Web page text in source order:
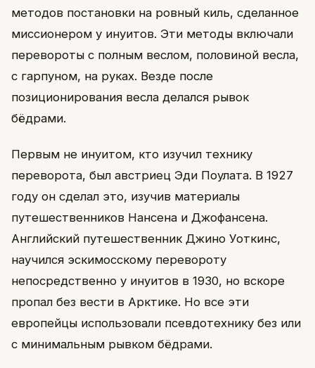
методов постановки на ровный киль, сделанное
миссионером у инуитов. Эти методы включали
перевороты с полным веслом, половиной весла,
с гарпуном, на руках. Везде после
позиционирования весла делался рывок
бёдрами.
Первым не инуитом, кто изучил технику
переворота, был австриец Эди Поулата. В 1927
году он сделал это, изучив материалы
путешественников Нансена и Джофансена.
Английский путешественник Джино Уоткинс,
научился эскимосскому перевороту
непосредственно у инуитов в 1930, но вскоре
пропал без вести в Арктике. Но все эти
европейцы использовали псевдотехнику без или
с минимальным рывком бёдрами.